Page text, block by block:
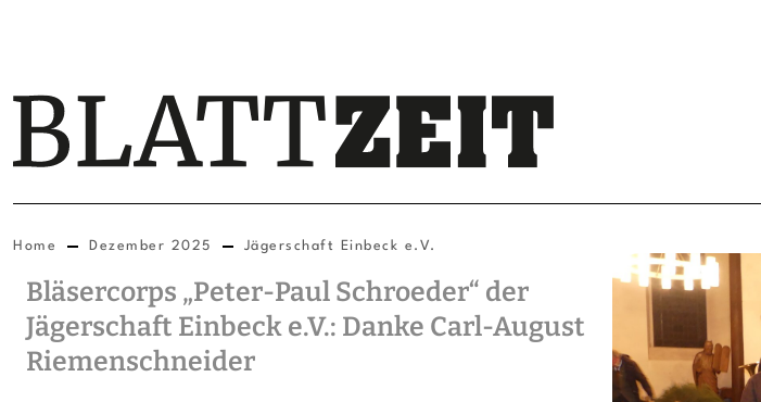
Home Dezember 2025 Jägerschaft Einbeck e.V.
Bläsercorps „Peter-Paul Schroeder“ der
Jägerschaft Einbeck e.V.: Danke Carl-August
Riemenschneider